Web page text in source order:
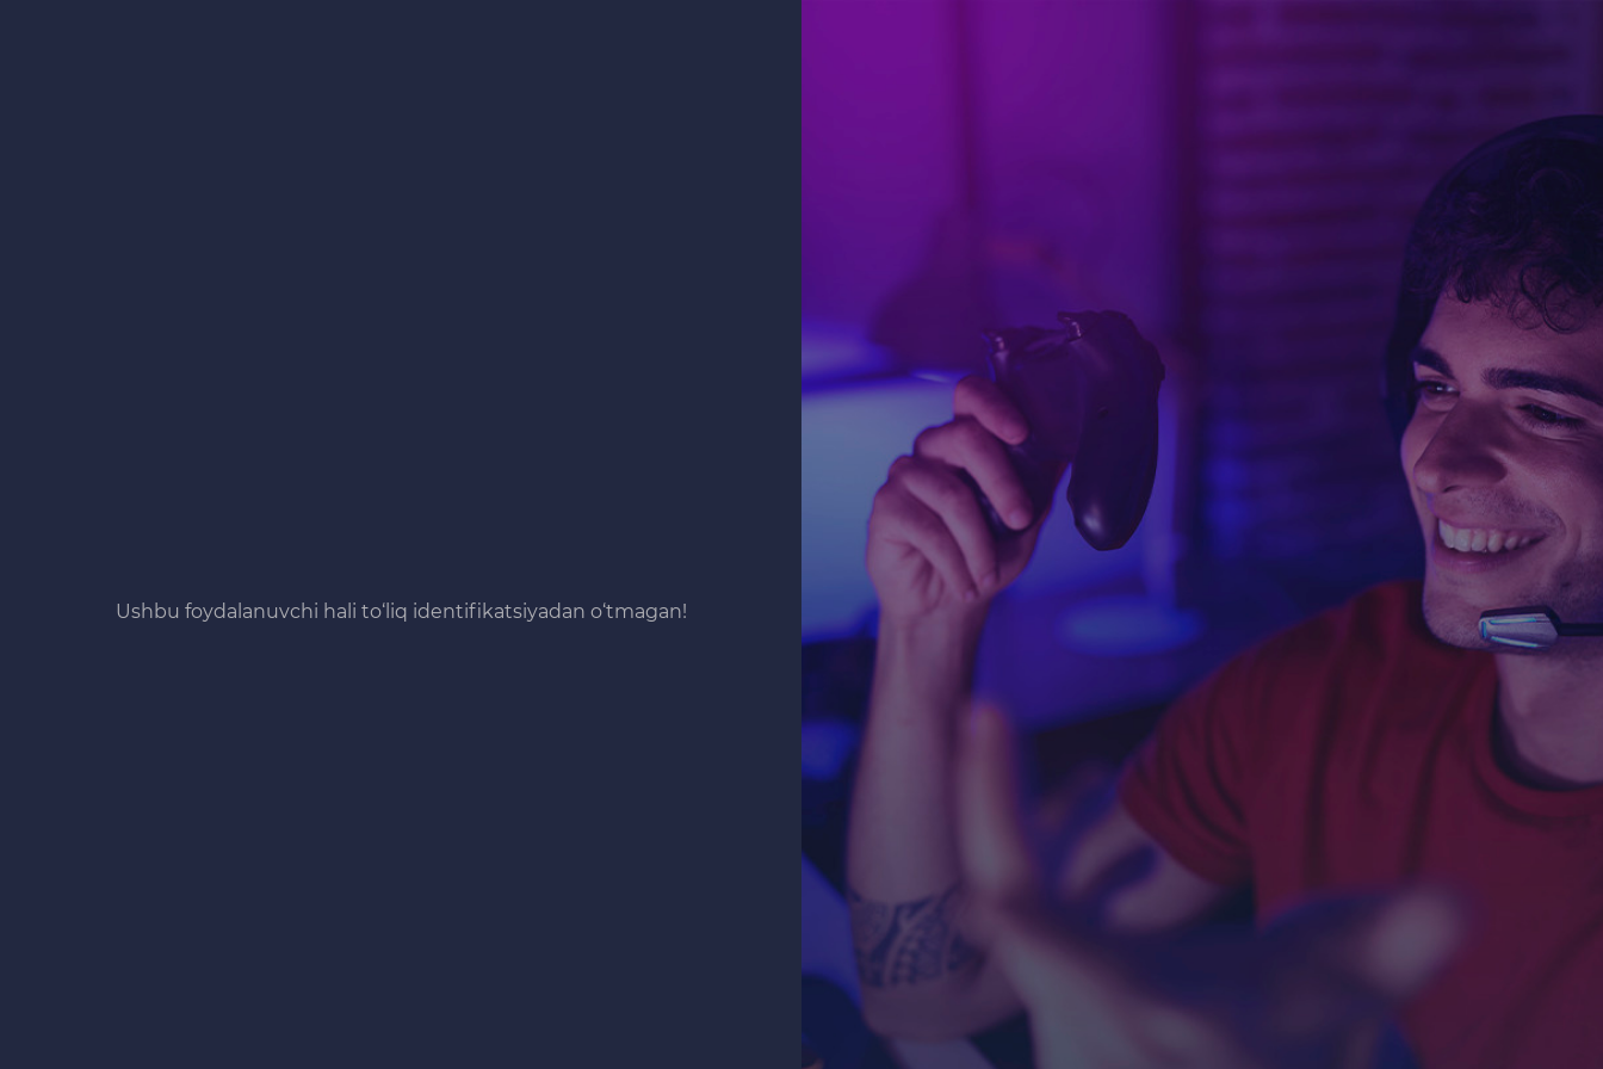
Ushbu foydalanuvchi hali to‘liq identifikatsiyadan o‘tmagan!